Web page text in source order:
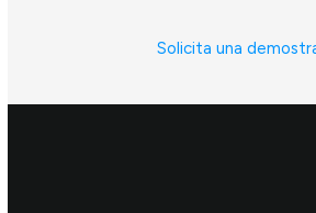
Solicita una